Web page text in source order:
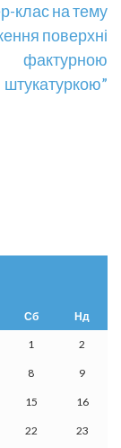
клас на тему
поверхні
фактурною
штукатуркою”
Сб Нд
1 2
8 9
15 16
22 23